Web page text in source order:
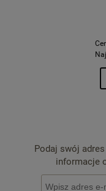
Podaj swój
informacje